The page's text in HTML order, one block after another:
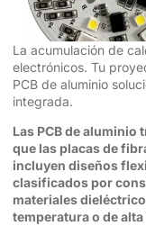
La acumulación de
electrónicos. Tu
PCB de aluminio
integrada.
Las PCB de aluminio
que las placas de
incluyen diseños
clasificados por
materiales
temperatura o de